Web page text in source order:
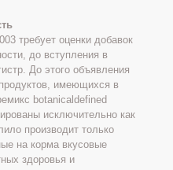
требует оценки добавок
до вступления в
До этого объявления
имеющихся в
botanicaldefined
исключительно как
производит только
на корма вкусовые
здоровья и